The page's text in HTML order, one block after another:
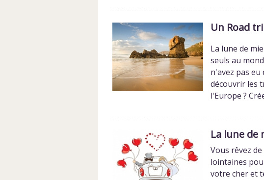
Un Road
La lune de
seuls au
n'avez pas
découvrir les
l'Europe ?
La lune de
Vous rêvez
lointaines
votre cher et